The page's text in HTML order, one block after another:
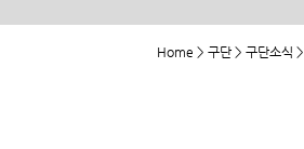
Home > 구단 > 구단소식 >